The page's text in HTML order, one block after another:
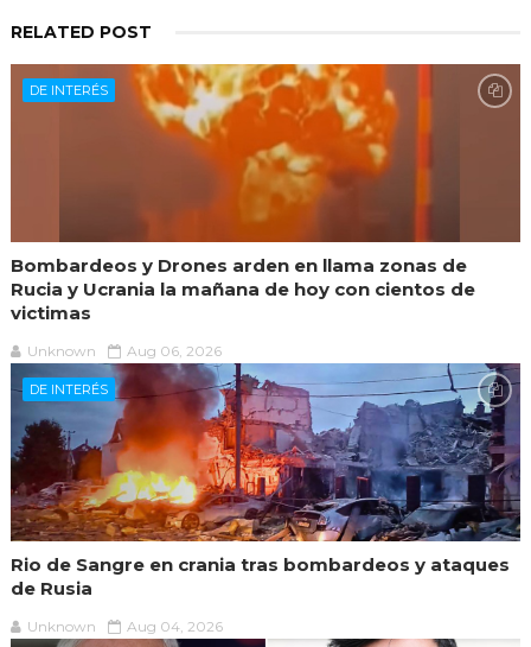
RELATED POST
DE INTERÉS
Bombardeos y Drones arden en llama zonas de
Rucia y Ucrania la mañana de hoy con cientos de
victimas
Unknown Aug 06, 2026
DE INTERÉS
Rio de Sangre en crania tras bombardeos y ataques
de Rusia
Unknown Aug 04, 2026